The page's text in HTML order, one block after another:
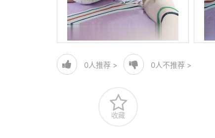
0人推荐 > 0人不推荐 >
收藏